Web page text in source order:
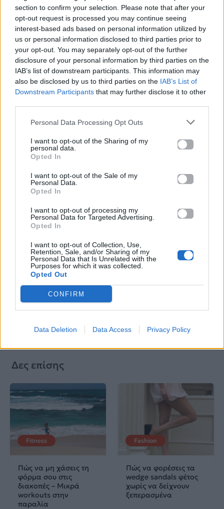
section to confirm your selection. Please note that after your
opt-out request is processed you may continue seeing
interest-based ads based on personal information utilized by
us or personal information disclosed to third parties prior to
your opt-out. You may separately opt-out of the further
disclosure of your personal information by third parties on the
IAB’s list of downstream participants. This information may
also be disclosed by us to third parties on the IAB’s List of
Downstream Participants that may further disclose it to other
Personal Data Processing Opt Outs
I want to opt-out of the Sharing of my
personal data.
Opted In
I want to opt-out of the Sale of my
Personal Data.
Opted In
I want to opt-out of processing my
Personal Data for Targeted Advertising.
Opted In
I want to opt-out of Collection, Use,
Retention, Sale, and/or Sharing of my
Personal Data that Is Unrelated with the
Purposes for which it was collected.
Opted Out
CONFIRM
Data Deletion Data Access Privacy Policy
Προηγούμενο
Old Money
manicure: Το
κομψό nail trend
κατακτήσει τη Νέα
Υόρκη
11.05.2026
Επόμενο
Θες γλυκό χωρίς
ζάχαρη; Αυτή τη
μους σοκολάτας με
λατρέψεις
Ελλήνων
Καλλιτεχνών
δισκογραφία, πορεία
τους στην ελληνική
Δες επίσης
Fitness
Πώς να μη χάσεις τη
φόρμα σου στις
διακοπές – Μικρά
workouts στην
παραλία
Fashion
Πώς να φορέσεις τα
wedge sandals φέτος
χωρίς να δείχνουν
ξεπερασμένα